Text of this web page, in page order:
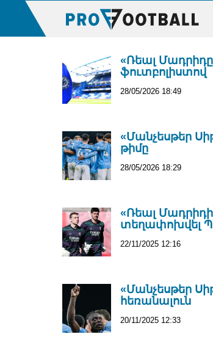
«Ռեալ
ֆուտբոլիստով
28/05/2026 18:49
«Մանչեսթեր
թիմը
28/05/2026 18:29
«Ռեալ
տեղափոխվել
22/11/2025 12:16
«Մանչեսթեր
հեռանալուն
20/11/2025 12:33